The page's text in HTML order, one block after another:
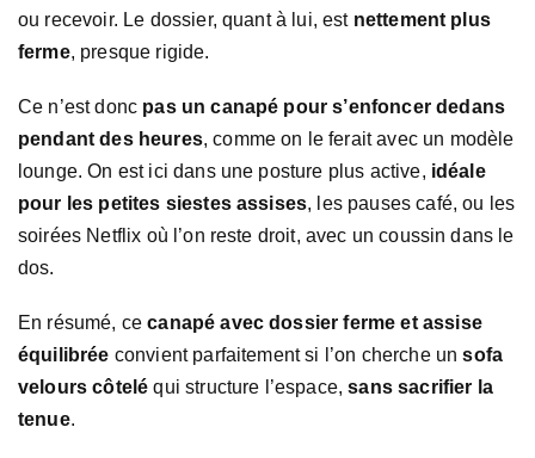
ou recevoir. Le dossier, quant à lui, est nettement plus
ferme, presque rigide.
Ce n’est donc pas un canapé pour s’enfoncer dedans
pendant des heures, comme on le ferait avec un modèle
lounge. On est ici dans une posture plus active, idéale
pour les petites siestes assises, les pauses café, ou les
soirées Netflix où l’on reste droit, avec un coussin dans le
dos.
En résumé, cecanapé avec dossier ferme et assise
équilibrée convient parfaitement si l’on cherche unsofa
velours côtelé qui structure l’espace,sans sacrifier la
tenue.